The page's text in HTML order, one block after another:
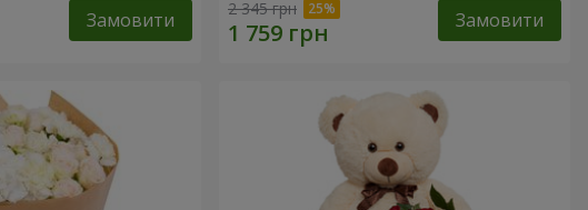
Замовити 2 345 грн Замовити